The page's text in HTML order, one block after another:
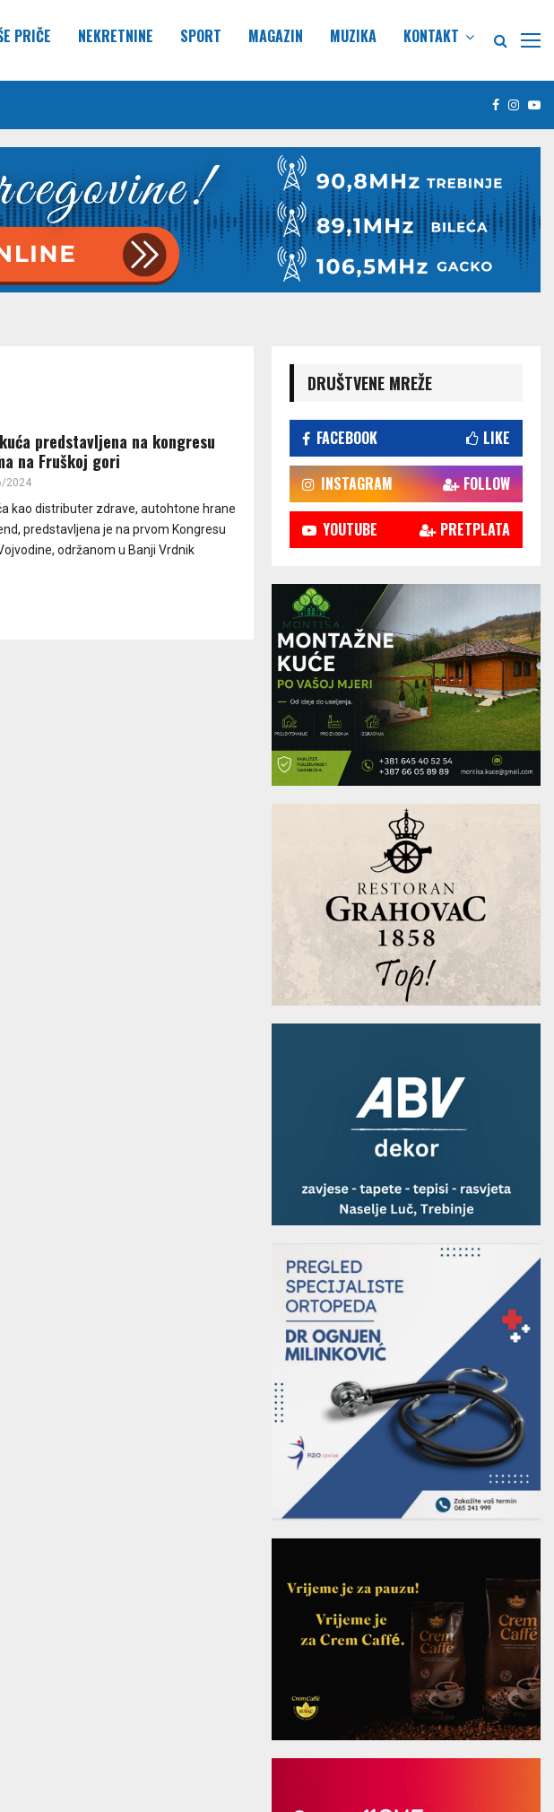
PRIČE NEKRETNINE SPORT MAGAZIN MUZIKA KONTAKT
Facebook
predstavljena na kongresu
na Fruškoj gori
2024
kao distributer zdrave, autohtone hrane
predstavljena je na prvom Kongresu
održanom u Banji Vrdnik
DRUŠTVENE MREŽE
FACEBOOK LIKE
INSTAGRAM FOLLOW
YOUTUBE PRETPLATA